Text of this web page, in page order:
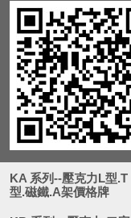
KA 系列--壓克力L型.T
型.磁鐵.A架價格牌